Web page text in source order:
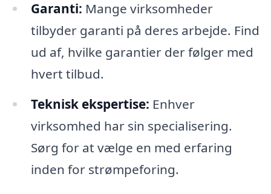
Garanti: Mange virksomheder
tilbyder garanti på deres arbejde. Find
ud af, hvilke garantier der følger med
hvert tilbud.
Teknisk ekspertise: Enhver
virksomhed har sin specialisering.
Sørg for at vælge en med erfaring
inden for strømpeforing.